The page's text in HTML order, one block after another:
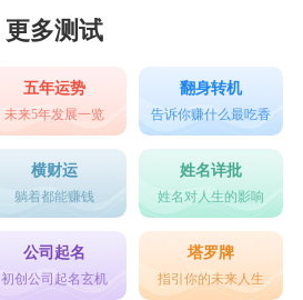
更多测试
五年运势
未来5年发展一览
翻身转机
告诉你赚什么最吃香
横财运
躺着都能赚钱
姓名详批
姓名对人生的影响
公司起名
初创公司起名玄机
塔罗牌
指引你的未来人生